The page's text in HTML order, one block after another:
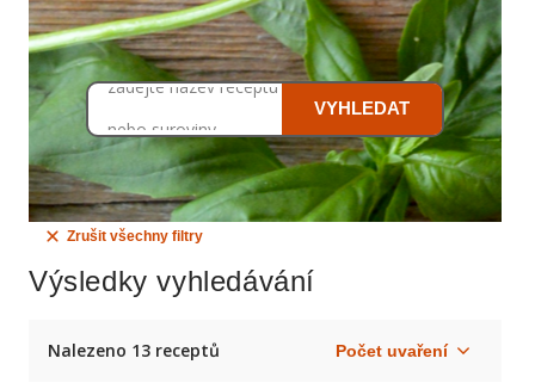
zadejte název receptu
nebo suroviny
VYHLEDAT
Zrušit všechny filtry
Výsledky vyhledávání
Nalezeno 13 receptů